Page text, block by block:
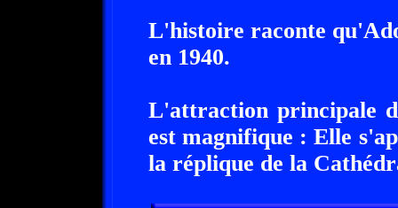
L'histoire raconte
en 1940.
L'attraction principale
est magnifique : Elle
la réplique de la